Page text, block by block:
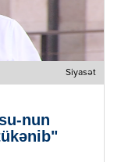
Siyasət
nun